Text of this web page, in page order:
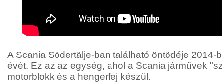
A Scania Södertälje-ban található öntödéje 2014-
évét. Ez az az egység, ahol a Scania járművek
motorblokk és a hengerfej készül.